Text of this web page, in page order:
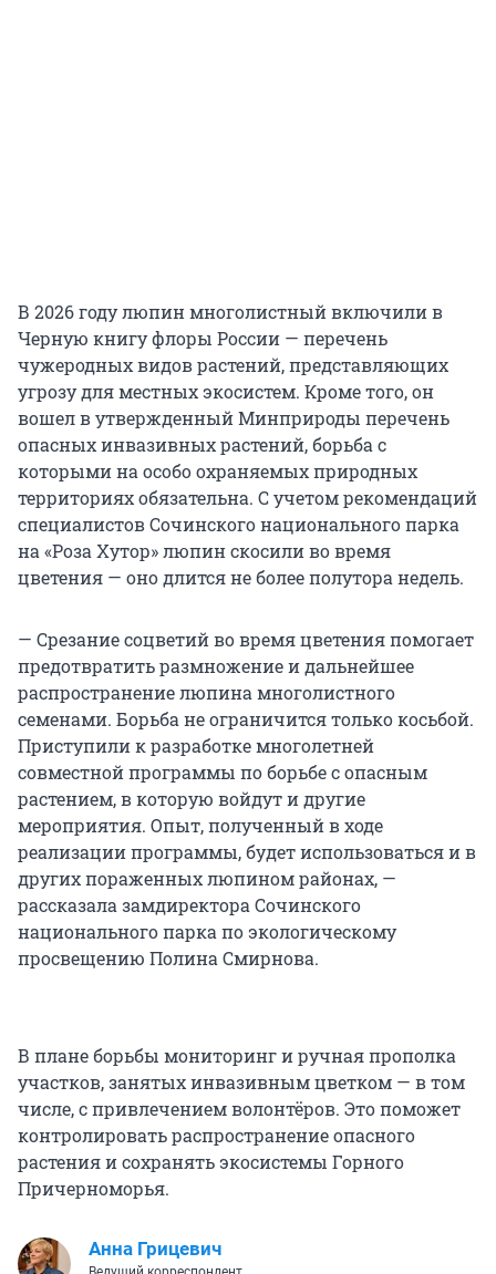
В 2026 году люпин многолистный включили в
Черную книгу флоры России — перечень
чужеродных видов растений, представляющих
угрозу для местных экосистем. Кроме того, он
вошел в утвержденный Минприроды перечень
опасных инвазивных растений, борьба с
которыми на особо охраняемых природных
территориях обязательна. С учетом рекомендаций
специалистов Сочинского национального парка
на «Роза Хутор» люпин скосили во время
цветения — оно длится не более полутора недель.
— Срезание соцветий во время цветения помогает
предотвратить размножение и дальнейшее
распространение люпина многолистного
семенами. Борьба не ограничится только косьбой.
Приступили к разработке многолетней
совместной программы по борьбе с опасным
растением, в которую войдут и другие
мероприятия. Опыт, полученный в ходе
реализации программы, будет использоваться и в
других пораженных люпином районах, —
рассказала замдиректора Сочинского
национального парка по экологическому
просвещению Полина Смирнова.
В плане борьбы мониторинг и ручная прополка
участков, занятых инвазивным цветком — в том
числе, с привлечением волонтёров. Это поможет
контролировать распространение опасного
растения и сохранять экосистемы Горного
Причерноморья.
Анна Грицевич